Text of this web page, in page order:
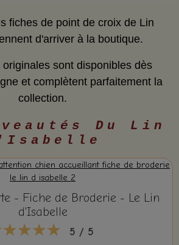
fiches de point de croix de Lin
d'arriver à la boutique.
sont disponibles dès
et complètent parfaitement la
collection.
Du Lin
- Fiche de Broderie - Le Lin
d'Isabelle
5 / 5